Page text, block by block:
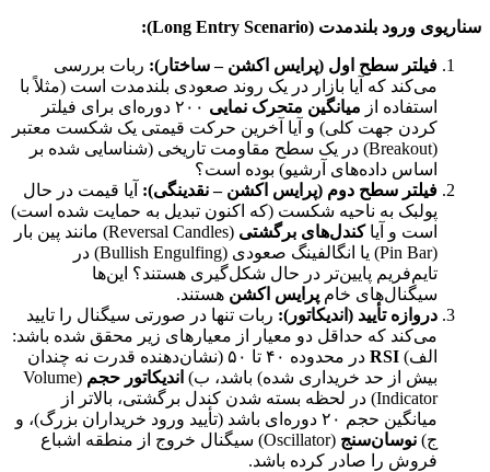
سناریوی ورود بلندمدت (Long Entry Scenario):
فیلتر سطح اول (پرایس اکشن – ساختار): ربات بررسی
می‌کند که آیا بازار در یک روند صعودی بلندمدت است (مثلاً با
استفاده از میانگین متحرک نمایی
۲۰۰ دوره‌ای برای فیلتر
کردن جهت کلی) و آیا آخرین حرکت قیمتی یک شکست معتبر
(Breakout) در یک سطح مقاومت تاریخی (شناسایی شده بر
اساس داده‌های آرشیو) بوده است؟
فیلتر سطح دوم (پرایس اکشن – نقدینگی): آیا قیمت در حال
پولبک به ناحیه شکست (که اکنون تبدیل به حمایت شده است)
است و آیاکندل‌های برگشتی
(Reversal Candles) مانند پین بار
(Pin Bar) یا انگالفینگ صعودی (Bullish Engulfing) در
تایم‌فریم پایین‌تر در حال شکل‌گیری هستند؟ این‌ها
سیگنال‌های خام پرایس اکشن هستند.
دروازه تأیید (اندیکاتور): ربات تنها در صورتی سیگنال را تایید
می‌کند که حداقل دو معیار از معیارهای زیر محقق شده باشد:
الف) RSI
در محدوده ۴۰ تا ۵۰ (نشان‌دهنده قدرت نه چندان
بیش از حد خریداری شده) باشد، ب) اندیکاتور حجم (Volume
Indicator) در لحظه بسته شدن کندل برگشتی، بالاتر از
میانگین حجم ۲۰ دوره‌ای باشد (تأیید ورود خریداران بزرگ)، و
ج) نوسان‌سنج
(Oscillator) سیگنال خروج از منطقه اشباع
فروش را صادر کرده باشد.